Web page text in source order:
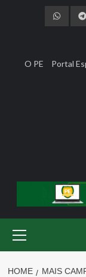
O PE
Portal
Menu
HOME MAIS